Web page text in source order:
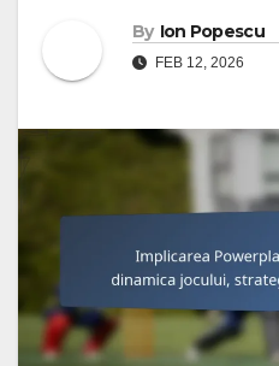
By Ion Popescu
FEB 12, 2026